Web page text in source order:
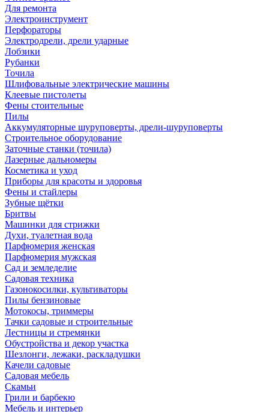
Для ремонта
Электроинструмент
Перфораторы
Электродрели, дрели ударные
Лобзики
Рубанки
Точила
Шлифовальные электрические машины
Клеевые пистолеты
Фены стоительные
Пилы
Аккумуляторные шуруповерты, дрели-шуруповерты
Строительное оборудование
Заточные станки (точила)
Лазерные дальномеры
Косметика и уход
Приборы для красоты и здоровья
Фены и стайлеры
Зубные щётки
Бритвы
Машинки для стрижки
Духи, туалетная вода
Парфюмерия женская
Парфюмерия мужская
Сад и земледелие
Садовая техника
Газонокосилки, культиваторы
Пилы бензиновые
Мотокосы, триммеры
Тачки садовые и строительные
Лестницы и стремянки
Обустройства и декор участка
Шезлонги, лежаки, раскладушки
Качели садовые
Садовая мебель
Скамьи
Грили и барбекю
Мебель и интерьер